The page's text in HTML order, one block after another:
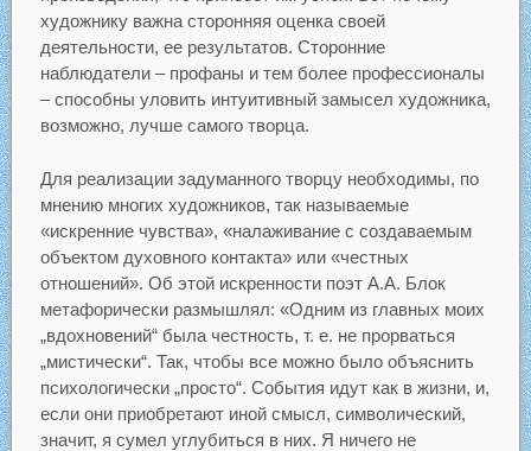
художнику важна сторонняя оценка своей
деятельности, ее результатов. Сторонние
наблюдатели – профаны и тем более профессионалы
– способны уловить интуитивный замысел художника,
возможно, лучше самого творца.
Для реализации задуманного творцу необходимы, по
мнению многих художников, так называемые
«искренние чувства», «налаживание с создаваемым
объектом духовного контакта» или «честных
отношений». Об этой искренности поэт А.А. Блок
метафорически размышлял: «Одним из главных моих
„вдохновений“ была честность, т. е. не прорваться
„мистически“. Так, чтобы все можно было объяснить
психологически „просто“. События идут как в жизни, и,
если они приобретают иной смысл, символический,
значит, я сумел углубиться в них. Я ничего не